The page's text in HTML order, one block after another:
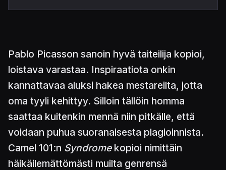
Pablo Picasson sanoin hyvä taiteilija kopioi,
loistava varastaa. Inspiraatiota onkin
kannattavaa aluksi hakea mestareilta, jotta
oma tyyli kehittyy. Silloin tällöin homma
saattaa kuitenkin mennä niin pitkälle, että
voidaan puhua suoranaisesta plagioinnista.
Camel 101:n Syndrome kopioi nimittäin
häikäilemättömästi muilta genrensä